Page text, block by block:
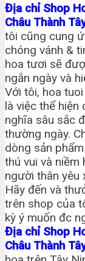
Địa chỉ Shop
Châu Thành
tôi cũng cung
chóng vánh &
hoa tươi sẽ
ngắn ngày và
Với tôi, hoa
là việc thể hiện
nghĩa sâu sắc
thường ngày.
dòng sản
thú vui và niềm
người thân yêu
Hãy đến và
trên shop của
kỳ ý muốn đc
Địa chỉ Shop
Châu Thành